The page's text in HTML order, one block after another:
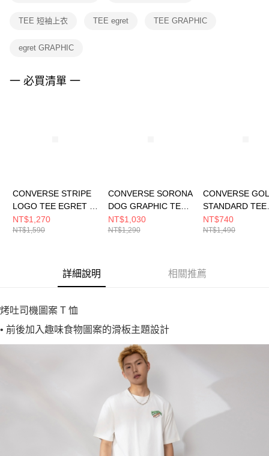
１．透過由恩沛科技股份有限公司提供之「AFTEE先享後付」服務完成之交
權轉讓予恩沛科技股份有限公司。
３．未成年的使用者請事先徵得法定代理人或監護人之同意方可使用
「AFTEE先享後付」，若未經同意申辦者引起之損失，本公司不負相關責
TEE 短袖上衣 TEE egret TEE GRAPHIC
egret GRAPHIC
一 必買清單 一
CONVERSE STRIPE
LOGO TEE EGRET 男
女 短袖上衣 UCJ690-
W2Y
NT$1,270
NT$1,590
CONVERSE SORONA
DOG GRAPHIC TEE
EGRET 男 短袖上衣
MCJ752-W2Y
NT$1,030
NT$1,290
CONVERSE
STANDARD TEE
EGRET 男女 短
10026097-A01
NT$740
NT$1,490
詳細說明 相關推薦
烤吐司機圖案 T 恤
• 前後加入趣味食物圖案的滑板主題設計